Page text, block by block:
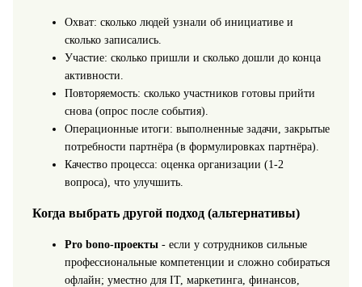
Охват: сколько людей узнали об инициативе и
сколько записались.
Участие: сколько пришли и сколько дошли до конца
активности.
Повторяемость: сколько участников готовы прийти
снова (опрос после события).
Операционные итоги: выполненные задачи, закрытые
потребности партнёра (в формулировках партнёра).
Качество процесса: оценка организации (1-2
вопроса), что улучшить.
Когда выбрать другой подход (альтернативы)
Pro bono-проекты- если у сотрудников сильные
профессиональные компетенции и сложно собираться
офлайн; уместно для IT, маркетинга, финансов,